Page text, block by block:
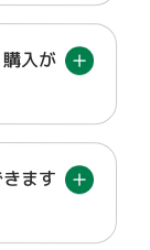
入が
ます